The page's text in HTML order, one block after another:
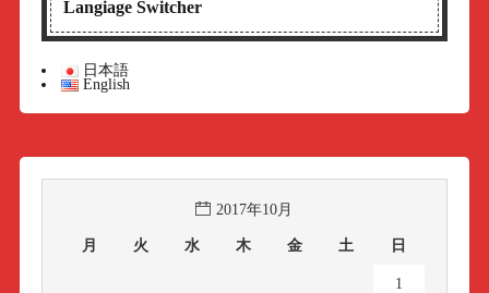
Langiage Switcher
日本語
English
2017年10月
月 火 水 木 金 土 日
1